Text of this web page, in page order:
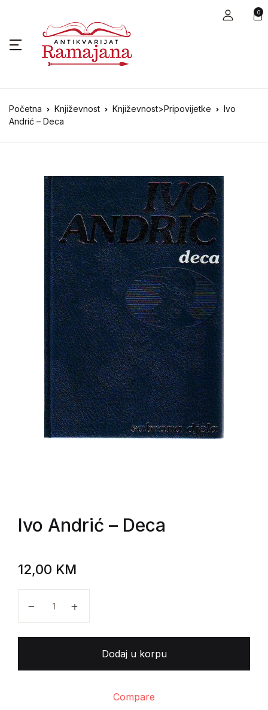
0
Početna Književnost Književnost>Pripovijetke
Ivo
Andrić – Deca
Ivo Andrić – Deca
12,00 KM
Dodaj u korpu
Compare